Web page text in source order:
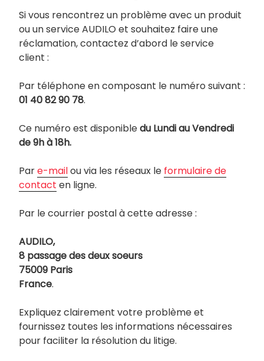
Si vous rencontrez un problème avec un produit
ou un service AUDILO et souhaitez faire une
réclamation, contactez d’abord le service
client :
Par téléphone en composant le numéro suivant :
01 40 82 90 78.
Ce numéro est disponibledu Lundi au Vendredi
de 9h à 18h.
Pare-mailou via les réseaux le formulaire de
contact en ligne.
Par le courrier postal à cette adresse :
AUDILO,
8 passage des deux soeurs
75009 Paris
France.
Expliquez clairement votre problème et
fournissez toutes les informations nécessaires
pour faciliter la résolution du litige.